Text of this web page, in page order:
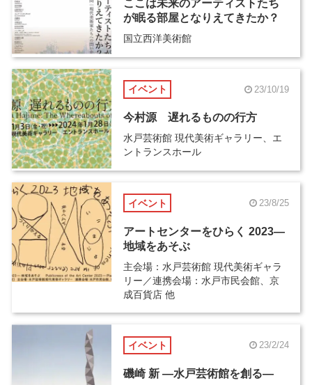
ここは未来のアーティストたち
が眠る部屋となりえてきたか？
国立西洋美術館
イベント 23/10/19
今村源 遅れるものの行方
水戸芸術館 現代美術ギャラリー、エ
ントランスホール
イベント 23/8/25
アートセンターをひらく 2023―
地域をあそぶ
主会場：水戸芸術館 現代美術ギャラ
リー／連携会場：水戸市民会館、京
成百貨店 他
イベント 23/2/24
磯崎 新 ―水戸芸術館を創る―